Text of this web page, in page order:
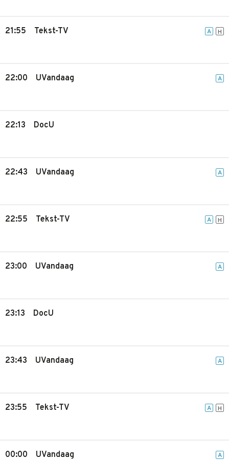
21:55 Tekst-TV A H
22:00 UVandaag A
22:13 DocU
22:43 UVandaag A
22:55 Tekst-TV A H
23:00 UVandaag A
23:13 DocU
23:43 UVandaag A
23:55 Tekst-TV A H
00:00 UVandaag A